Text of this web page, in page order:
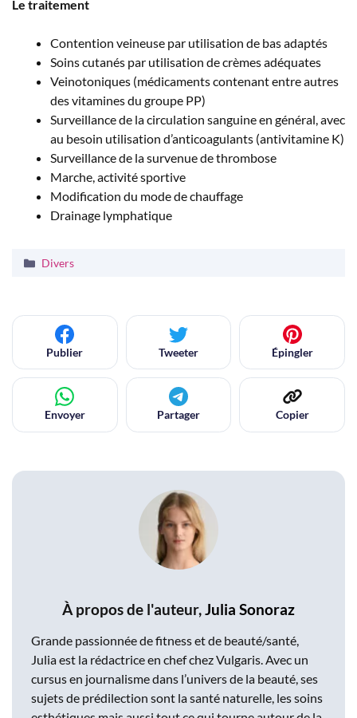
Le traitement
Contention veineuse par utilisation de bas adaptés
Soins cutanés par utilisation de crèmes adéquates
Veinotoniques (médicaments contenant entre autres
des vitamines du groupe PP)
Surveillance de la circulation sanguine en général, avec
au besoin utilisation d’anticoagulants (antivitamine K)
Surveillance de la survenue de thrombose
Marche, activité sportive
Modification du mode de chauffage
Drainage lymphatique
Catégories
Divers
Publier Tweeter Épingler
Envoyer Partager Copier
À propos de l'auteur,Julia Sonoraz
Grande passionnée de fitness et de beauté/santé,
Julia est la rédactrice en chef chez Vulgaris. Avec un
cursus en journalisme dans l’univers de la beauté, ses
sujets de prédilection sont la santé naturelle, les soins